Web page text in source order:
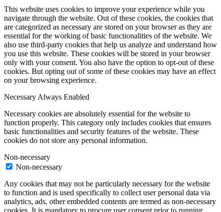
This website uses cookies to improve your experience while you
navigate through the website. Out of these cookies, the cookies that
are categorized as necessary are stored on your browser as they are
essential for the working of basic functionalities of the website. We
also use third-party cookies that help us analyze and understand how
you use this website. These cookies will be stored in your browser
only with your consent. You also have the option to opt-out of these
cookies. But opting out of some of these cookies may have an effect
on your browsing experience.
NecessaryAlways Enabled
Necessary cookies are absolutely essential for the website to
function properly. This category only includes cookies that ensures
basic functionalities and security features of the website. These
cookies do not store any personal information.
Non-necessary
Non-necessary
Any cookies that may not be particularly necessary for the website
to function and is used specifically to collect user personal data via
analytics, ads, other embedded contents are termed as non-necessary